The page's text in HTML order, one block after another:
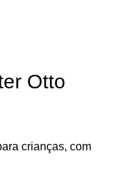
Otto
crianças, com